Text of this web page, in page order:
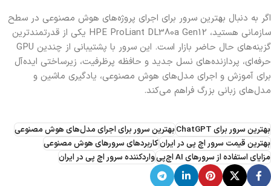
اگر به دنبال بهترین سرور برای اجرای پروژه‌های هوش مصنوعی در سطح
سازمانی هستید، HPE ProLiant DL380a Gen12 یکی از قدرتمندترین
گزینه‌های حال حاضر بازار است. این سرور با پشتیبانی از چندین GPU
حرفه‌ای، پردازنده‌های نسل جدید و حافظه پرظرفیت، زیرساختی ایده‌آل
برای آموزش و اجرای مدل‌های هوش مصنوعی، یادگیری ماشین و
مدل‌های زبانی بزرگ فراهم می‌کند.
بهترین سرور برای ChatGPT
بهترین سرور برای اجرای مدل‌های هوش مصنوعی
بهترین قیمت سرور اچ پی در ایرانکاربردهای سرورهای هوش مصنوعی
مزایای استفاده از سرورهای AI اچ‌پی
واردکننده سرور اچ پی در ایران